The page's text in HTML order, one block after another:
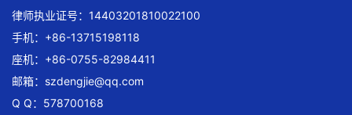
律师执业证号：14403201810022100
手机：+86-13715198118
座机：+86-0755-82984411
邮箱： szdengjie@qq.com
Q Q：578700168